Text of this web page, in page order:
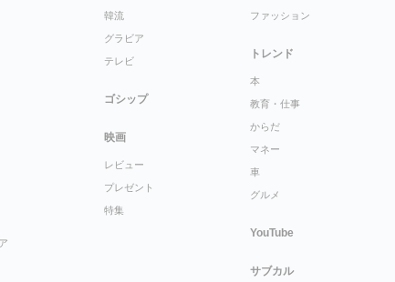
韓流
グラビア
テレビ
ゴシップ
映画
レビュー
プレゼント
特集
ファッション
トレンド
本
教育・仕事
からだ
マネー
車
グルメ
YouTube
サブカル